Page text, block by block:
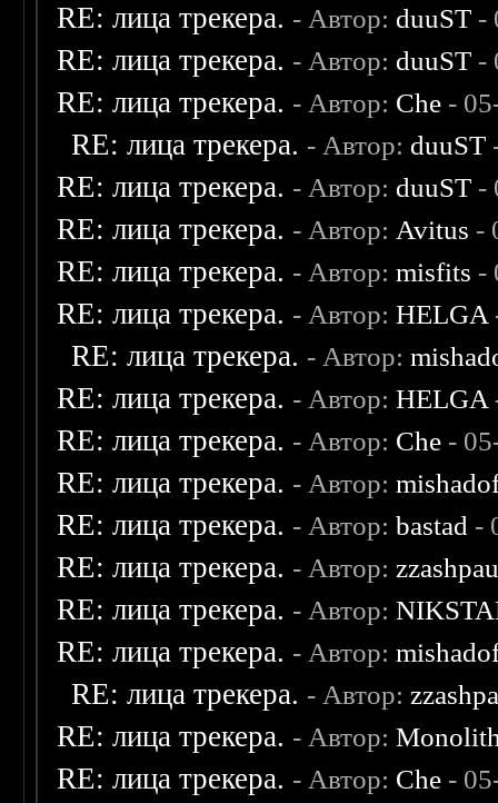
RE: лица трекера. - Автор: duuST -
RE: лица трекера. - Автор: duuST -
RE: лица трекера. - Автор: Che -
RE: лица трекера. - Автор: duuST
RE: лица трекера. - Автор: duuST -
RE: лица трекера. - Автор: Avitus -
RE: лица трекера. - Автор:misfits -
RE: лица трекера. - Автор:HELGA
RE: лица трекера. - Автор:
RE: лица трекера. - Автор:HELGA
RE: лица трекера. - Автор: Che -
RE: лица трекера. - Автор:
RE: лица трекера. - Автор:bastad -
RE: лица трекера. - Автор:
RE: лица трекера. - Автор:
RE: лица трекера. - Автор:
RE: лица трекера. - Автор:
RE: лица трекера. - Автор:
RE: лица трекера. - Автор: Che -